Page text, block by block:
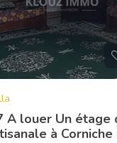
A louer Un étage
à